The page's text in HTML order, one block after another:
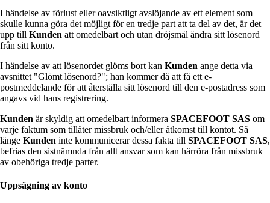
I händelse av förlust eller oavsiktligt avslöjande av ett element som
skulle kunna göra det möjligt för en tredje part att ta del av det, är det
upp till Kunden att omedelbart och utan dröjsmål ändra sitt lösenord
från sitt konto.
I händelse av att lösenordet glöms bort kan Kunden ange detta via
avsnittet "Glömt lösenord?"; han kommer då att få ett e-
postmeddelande för att återställa sitt lösenord till den e-postadress som
angavs vid hans registrering.
Kunden är skyldig att omedelbart informera SPACEFOOT SAS om
varje faktum som tillåter missbruk och/eller åtkomst till kontot. Så
länge Kunden inte kommunicerar dessa fakta till SPACEFOOT SAS,
befrias den sistnämnda från allt ansvar som kan härröra från missbruk
av obehöriga tredje parter.
Uppsägning av konto